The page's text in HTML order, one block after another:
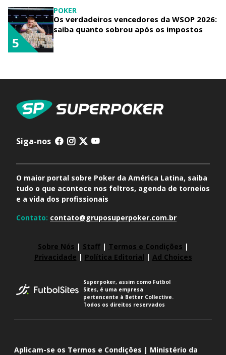
POKER
Os verdadeiros vencedores da WSOP 2026:
saiba quanto sobrou após os impostos
5
Siga-nos
O maior portal sobre Poker da América Latina, saiba
tudo o que acontece nos feltros, agenda de torneios
e a vida dos profissionais
Contato: contato@gruposuperpoker.com.br
Sobre Nós | Staff| Termos e Condições |
Privacidade | Política Editorial | Ad Choices
Superpoker, assim como Futbol
Sites, é uma empresa
pertencente à Better Collective.
Todos os direitos reservados
Aplicam-se os Termos e Condições | Ministério da